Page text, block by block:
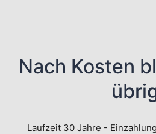
Nach Kosten
Laufzeit 30 Jahre -